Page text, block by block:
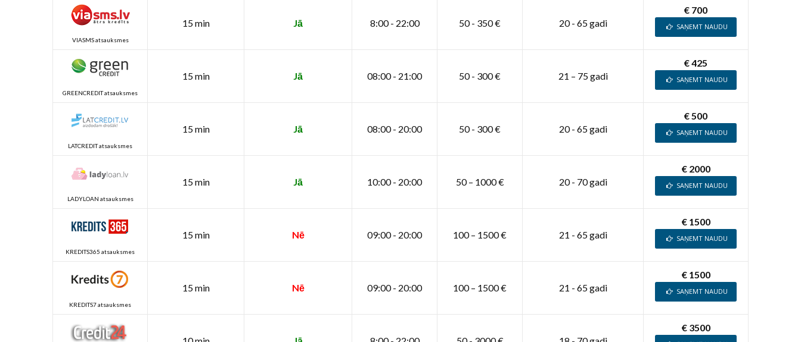
VIASMS atsauksmes
15 min Jā 8:00 - 22:00 50 - 350 € 20 - 65 gadi
€ 700
SAŅEMT NAUDU
GREENCREDIT atsauksmes
15 min Jā 08:00 - 21:00 50 - 300 € 21 – 75 gadi
€ 425
SAŅEMT NAUDU
LATCREDIT atsauksmes
15 min Jā 08:00 - 20:00 50 - 300 € 20 - 65 gadi
€ 500
SAŅEMT NAUDU
LADYLOAN atsauksmes
15 min Jā 10:00 - 20:00 50 – 1000 € 20 - 70 gadi
€ 2000
SAŅEMT NAUDU
KREDITS365 atsauksmes
15 min Nē 09:00 - 20:00 100 – 1500 € 21 - 65 gadi
€ 1500
SAŅEMT NAUDU
KREDITS7 atsauksmes
15 min Nē 09:00 - 20:00 100 – 1500 € 21 - 65 gadi
€ 1500
SAŅEMT NAUDU
€ 3500